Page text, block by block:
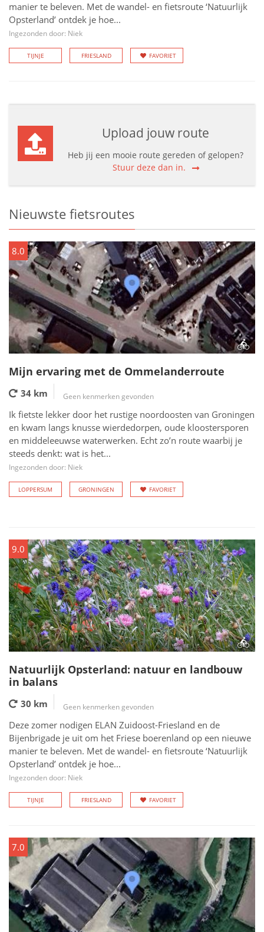
manier te beleven. Met de wandel- en fietsroute ‘Natuurlijk
Opsterland’ ontdek je hoe...
Ingezonden door: Niek
TIJNJE FRIESLAND FAVORIET
Upload jouw route
Heb jij een mooie route gereden of gelopen?
Stuur deze dan in.
Nieuwste fietsroutes
8.0
Mijn ervaring met de Ommelanderroute
34 km Geen kenmerken gevonden
Ik fietste lekker door het rustige noordoosten van Groningen
en kwam langs knusse wierdedorpen, oude kloostersporen
en middeleeuwse waterwerken. Echt zo’n route waarbij je
steeds denkt: wat is het...
Ingezonden door: Niek
LOPPERSUM GRONINGEN FAVORIET
9.0
Natuurlijk Opsterland: natuur en landbouw
in balans
30 km Geen kenmerken gevonden
Deze zomer nodigen ELAN Zuidoost-Friesland en de
Bijenbrigade je uit om het Friese boerenland op een nieuwe
manier te beleven. Met de wandel- en fietsroute ‘Natuurlijk
Opsterland’ ontdek je hoe...
Ingezonden door: Niek
TIJNJE FRIESLAND FAVORIET
7.0